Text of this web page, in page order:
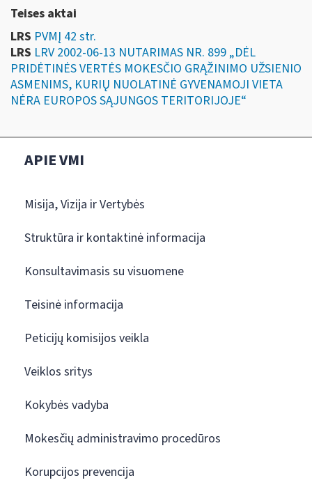
Teises aktai
LRS PVMĮ 42 str.
LRS LRV 2002-06-13 NUTARIMAS NR. 899 „DĖL
PRIDĖTINĖS VERTĖS MOKESČIO GRĄŽINIMO UŽSIENIO
ASMENIMS, KURIŲ NUOLATINĖ GYVENAMOJI VIETA
NĖRA EUROPOS SĄJUNGOS TERITORIJOJE“
APIE VMI
Misija, Vizija ir Vertybės
Struktūra ir kontaktinė informacija
Konsultavimasis su visuomene
Teisinė informacija
Peticijų komisijos veikla
Veiklos sritys
Kokybės vadyba
Mokesčių administravimo procedūros
Korupcijos prevencija